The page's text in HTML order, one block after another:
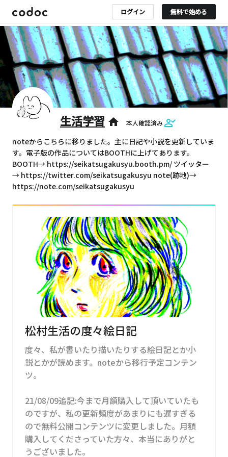
ログイン 無料で始める
生活学習 home 本人確認済み
noteからこちらに移りました。主に日記や小説を更新していま
す。電子版の作品についてはBOOTHに上げてあります。
BOOTH→ https://seikatsugakusyu.booth.pm/ ツイッター
→ https://twitter.com/seikatsugakusyu note(跡地)→
https://note.com/seikatsugakusyu
松村生活の度々絵日記
度々、私が書いたり描いたりする絵日記とか小
説とかが読めます。noteから移行予定コンテン
ツ。
21/08/09追記:今まで月額購入して頂いていたも
のですが、私の更新頻度があまりにも遅すぎる
ので無料公開コンテンツに変更しました。月額
購入してくださっていた方々、本当にありがと
うございました。